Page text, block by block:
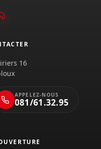
16
APPELEZ-NOUS
081/61.32.95